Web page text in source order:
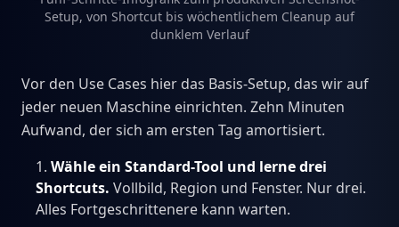
Setup, von Shortcut bis wöchentlichem Cleanup auf
dunklem Verlauf
Vor den Use Cases hier das Basis-Setup, das wir auf
jeder neuen Maschine einrichten. Zehn Minuten
Aufwand, der sich am ersten Tag amortisiert.
Wähle ein Standard-Tool und lerne drei
Shortcuts. Vollbild, Region und Fenster. Nur drei.
Alles Fortgeschrittenere kann warten.